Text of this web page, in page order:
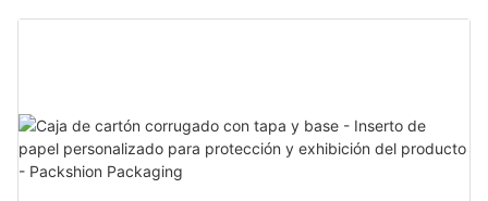
de kits y conjuntos - Packshion Packaging